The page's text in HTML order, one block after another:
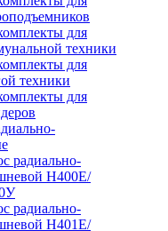
для
техники
для
техники
для
радиально-
Н400Е/
радиально-
Н401Е/